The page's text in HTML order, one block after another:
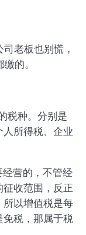
老板也别慌，
的。
税种。分别是
所得税、企业
营的，不管经
收范围，反正
所以增值税是每
税，那属于税